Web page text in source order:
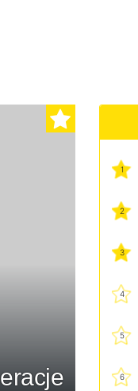
1
2
3
4
5
6